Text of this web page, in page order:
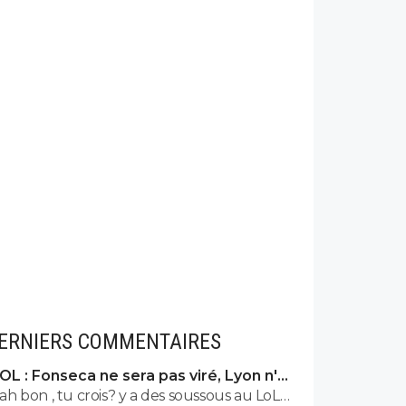
COMMENTAIRES
OL : Fonseca ne sera pas viré, Lyon n'a
pas l'argent pour le faire
ah bon , tu crois? y a des soussous au LoL…